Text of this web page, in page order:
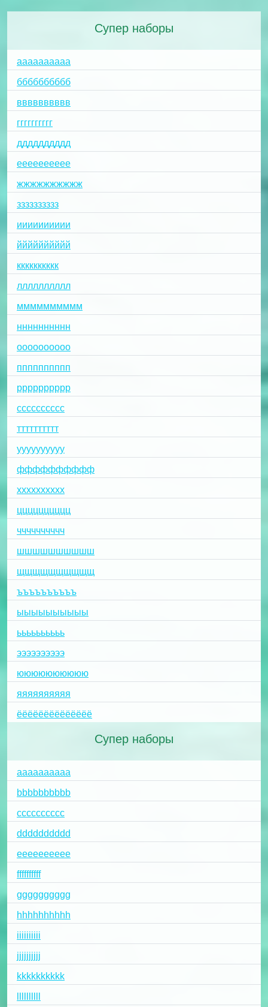
Супер наборы
аааааааааа
бббббббббб
вввввввввв
гггггггггг
дддддддддд
ееееееееее
жжжжжжжжжж
зззззззззз
ииииииииии
йййййййййй
кккккккккк
лллллллллл
мммммммммм
нннннннннн
оооооооооо
пппппппппп
рррррррррр
сссссссссс
тттттттттт
уууууууууу
фффффффффф
хххххххххх
цццццццццц
чччччччччч
шшшшшшшшшш
щщщщщщщщщщ
ъъъъъъъъъъ
ыыыыыыыыыы
ьььььььььь
ээээээээээ
юююююююююю
яяяяяяяяяя
ёёёёёёёёёёёёёё
Супер наборы
aaaaaaaaaa
bbbbbbbbbb
cccccccccc
dddddddddd
eeeeeeeeee
ffffffffff
gggggggggg
hhhhhhhhhh
iiiiiiiiii
jjjjjjjjjj
kkkkkkkkkk